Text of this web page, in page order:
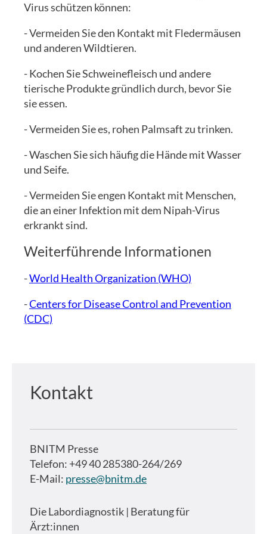
Virus schützen können:
- Vermeiden Sie den Kontakt mit Fledermäusen
und anderen Wildtieren.
- Kochen Sie Schweinefleisch und andere
tierische Produkte gründlich durch, bevor Sie
sie essen.
- Vermeiden Sie es, rohen Palmsaft zu trinken.
- Waschen Sie sich häufig die Hände mit Wasser
und Seife.
- Vermeiden Sie engen Kontakt mit Menschen,
die an einer Infektion mit dem Nipah-Virus
erkrankt sind.
Weiterführende Informationen
-World Health Organization (WHO)
-Centers for Disease Control and Prevention
(CDC)
Kontakt
BNITM Presse
Telefon: +49 40 285380-264/269
E-Mail: presse@bnitm.de
Die Labordiagnostik | Beratung für
Ärzt:innen